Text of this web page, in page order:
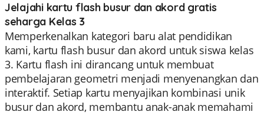
Jelajahi kartu flash busur dan akord gratis
seharga Kelas 3
Memperkenalkan kategori baru alat pendidikan
kami, kartu flash busur dan akord untuk siswa kelas
3. Kartu flash ini dirancang untuk membuat
pembelajaran geometri menjadi menyenangkan dan
interaktif. Setiap kartu menyajikan kombinasi unik
busur dan akord, membantu anak-anak memahami